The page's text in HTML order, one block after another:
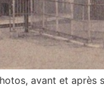
avant et après